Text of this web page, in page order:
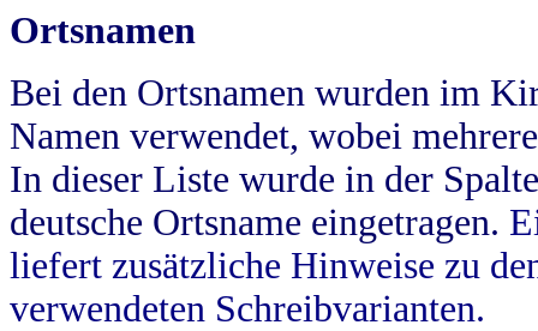
Ortsnamen
Bei den Ortsnamen wurden im
Namen verwendet, wobei
In dieser Liste wurde in der
deutsche Ortsname eingetragen.
liefert zusätzliche Hinweise zu
verwendeten Schreibvarianten.